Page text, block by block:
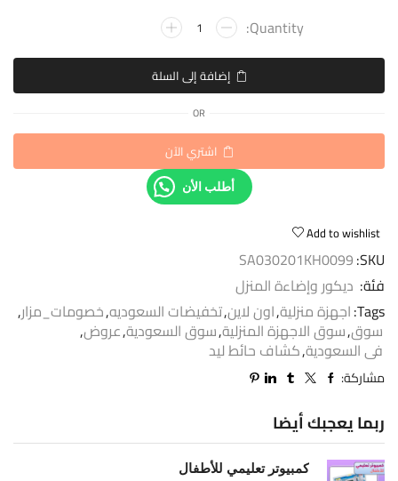
إضافة إلى السلة
OR
اشتري الآن
أطلب الأن
Add to wishlist
SKU:
SA030201KH0099
فئة: ديكور وإضاءة المنزل
Tags: اجهزة منزلية,اون لاين,تخفيضات السعوديه,خصومات_مزار,
سوق,سوق الاجهزة المنزلية,سوق السعودية,عروض,
فى السعودية,كشاف حائط ليد
مشاركة:
ربما يعجبك أيضا
كمبيوتر تعليمي للأطفال